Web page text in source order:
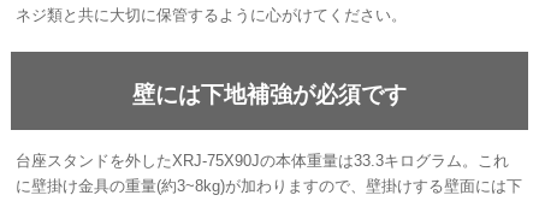
ネジ類と共に大切に保管するように心がけてください。
壁には下地補強が必須です
台座スタンドを外したXRJ-75X90Jの本体重量は33.3キログラム。これ
に壁掛け金具の重量(約3~8kg)が加わりますので、壁掛けする壁面には下